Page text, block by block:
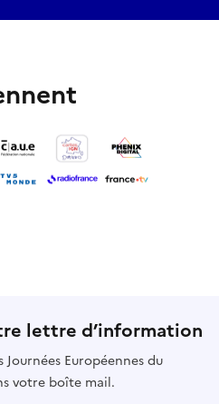
lettre d’information
Européennes du
votre boîte mail.